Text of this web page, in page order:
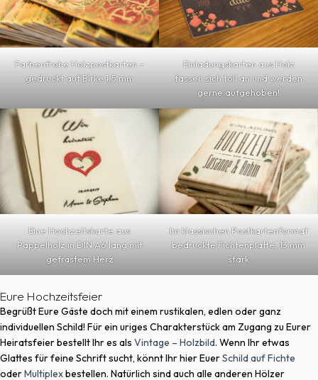
Farbenfrohe Holzpostkarten –
gedruckt auf Birke 1,5 mm
Einladungskarten aus Holz
fassen sich toll an und werden
gerne aufgehoben!
Eine Hochzeitskarte aus
Pappelholz in DIN A6 lang mit
gefrästem Herz
Im klassischen Postkartenformat
bedruckte Fichtenplatte, 13 mm
stark
Eure Hochzeitsfeier
Begrüßt Eure Gäste doch mit einem rustikalen, edlen oder ganz
individuellen Schild! Für ein uriges Charakterstück am Zugang zu Eurer
Heiratsfeier bestellt Ihr es als Vintage – Holzbild. Wenn Ihr etwas
Glattes für feine Schrift sucht, könnt Ihr hier EuerSchild auf Fichte
oderMultiplexbestellen. Natürlich sind auch alle anderen Hölzer